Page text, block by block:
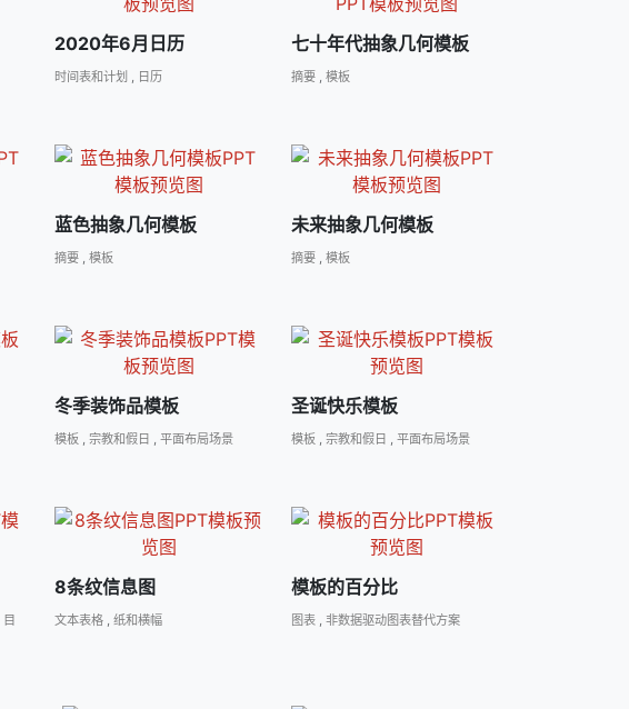
2020年6月日历
时间表和计划 , 日历
七十年代抽象几何模板
摘要 ,模板
蓝色抽象几何模板
摘要, 模板
未来抽象几何模板
摘要 ,模板
冬季装饰品模板
模板 , 宗教和假日 , 平面布局场景
圣诞快乐模板
模板 ,宗教和假日 ,平面布局场景
目
8条纹信息图
文本表格, 纸和横幅
模板的百分比
图表 ,非数据驱动图表替代方案